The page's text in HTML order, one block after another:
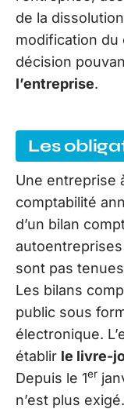
de la
modification du
décision
l’entreprise.
Les
Une entreprise
comptabilité
d’un bilan
sont pas
Les bilans
public sous
électronique.
établir le livre-
Depuis le 1er
n’est plus